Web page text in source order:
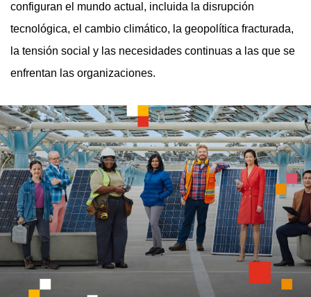
configuran el mundo actual, incluida la disrupción
tecnológica, el cambio climático, la geopolítica fracturada,
la tensión social y las necesidades continuas a las que se
enfrentan las organizaciones.